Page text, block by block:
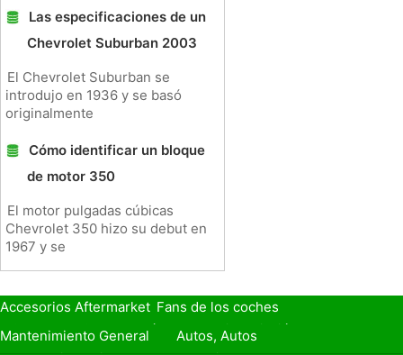
Las especificaciones de un
Chevrolet Suburban 2003
El Chevrolet Suburban se
introdujo en 1936 y se basó
originalmente
Cómo identificar un bloque
de motor 350
El motor pulgadas cúbicas
Chevrolet 350 hizo su debut en
1967 y se
Accesorios Aftermarket Fans de los coches
Seguro de Coche
Préstamos y Financiación
Mantenimiento General
Autos, Autos